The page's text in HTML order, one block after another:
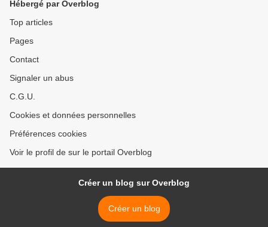
Hébergé par Overblog
Top articles
Pages
Contact
Signaler un abus
C.G.U.
Cookies et données personnelles
Préférences cookies
Voir le profil de sur le portail Overblog
Créer un blog sur Overblog
Créer un blog